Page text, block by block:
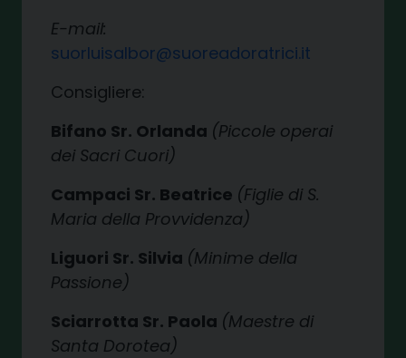
E-mail:
suorluisalbor@suoreadoratrici.it
Consigliere:
Bifano Sr. Orlanda (Piccole operai
dei Sacri Cuori)
Campaci Sr. Beatrice (Figlie di S.
Maria della Provvidenza)
Liguori Sr. Silvia (Minime della
Passione)
Sciarrotta Sr. Paola (Maestre di
Santa Dorotea)